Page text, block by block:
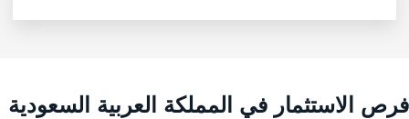
الاستثمار في المملكة العربية السعودية